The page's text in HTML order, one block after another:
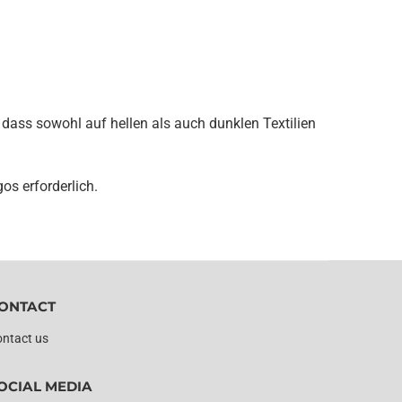
sowohl auf hellen als auch dunklen Textilien
erforderlich.
us
MEDIA